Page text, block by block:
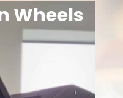
Wheels